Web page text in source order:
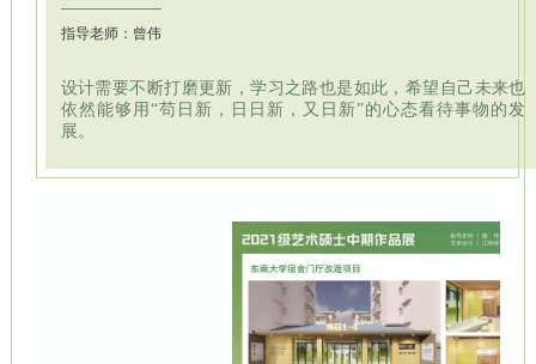
指导老师：曾伟
设计需要不断打磨更新，学习之路也是如此，希望自己未来也
依然能够用“苟日新，日日新，又日新”的心态看待事物的发
展。